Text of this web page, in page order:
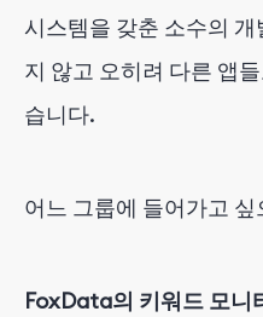
시스템을 갖춘 소수의
지 않고 오히려 다른 앱
습니다.
어느 그룹에 들어가고 싶
FoxData의 키워드 모니